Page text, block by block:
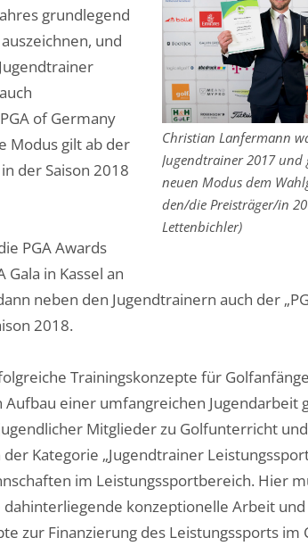
Christian Lanfermann
Jugendtrainer 2017
neuen Modus dem
den/die Preisträger/in
Lettenbichler)
grundlegend
und
of Germany
Modus gilt ab der
der Saison 2018
PGA Awards
in Kassel an
neben den Jugendtrainern auch der
2018.
Trainingskonzepte für
einer umfangreichen Jugendarbeit
Mitglieder zu Golfunterricht
Kategorie „Jugendtrainer
im Leistungssportbereich. Hier
konzeptionelle Arbeit
zur Finanzierung des Leistungssports im